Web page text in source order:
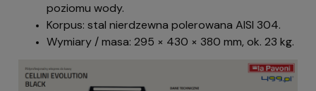
poziomu wody.
Korpus: stal nierdzewna polerowana AISI 304.
Wymiary / masa: 295 × 430 × 380 mm, ok. 23 kg.